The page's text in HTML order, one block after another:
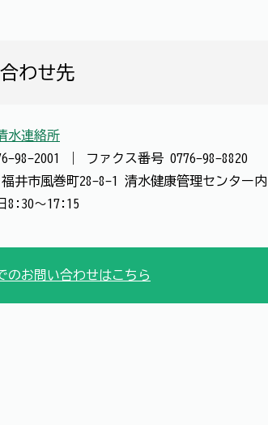
わせ先
水連絡所
98-2001 ファクス番号 0776-98-8820
井市風巻町28-8-1 清水健康管理センター内
8:30～17:15
のお問い合わせはこちら